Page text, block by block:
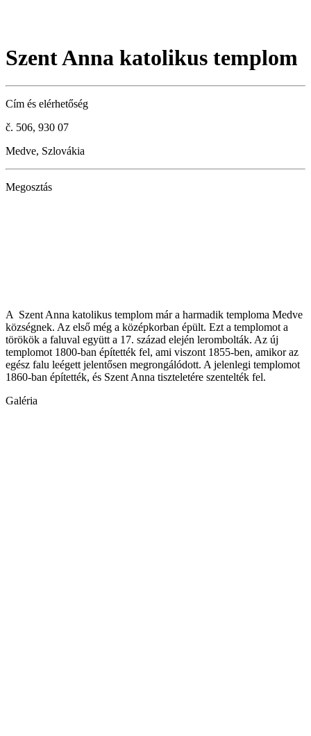
Szent Anna katolikus templom
Cím és elérhetőség
č. 506, 930 07
Medve, Szlovákia
Megosztás
A Szent Anna katolikus templom már a harmadik temploma Medve
községnek. Az első még a középkorban épült. Ezt a templomot a
törökök a faluval együtt a 17. század elején lerombolták. Az új
templomot 1800-ban építették fel, ami viszont 1855-ben, amikor az
egész falu leégett jelentősen megrongálódott. A jelenlegi templomot
1860-ban építették, és Szent Anna tiszteletére szentelték fel.
Galéria